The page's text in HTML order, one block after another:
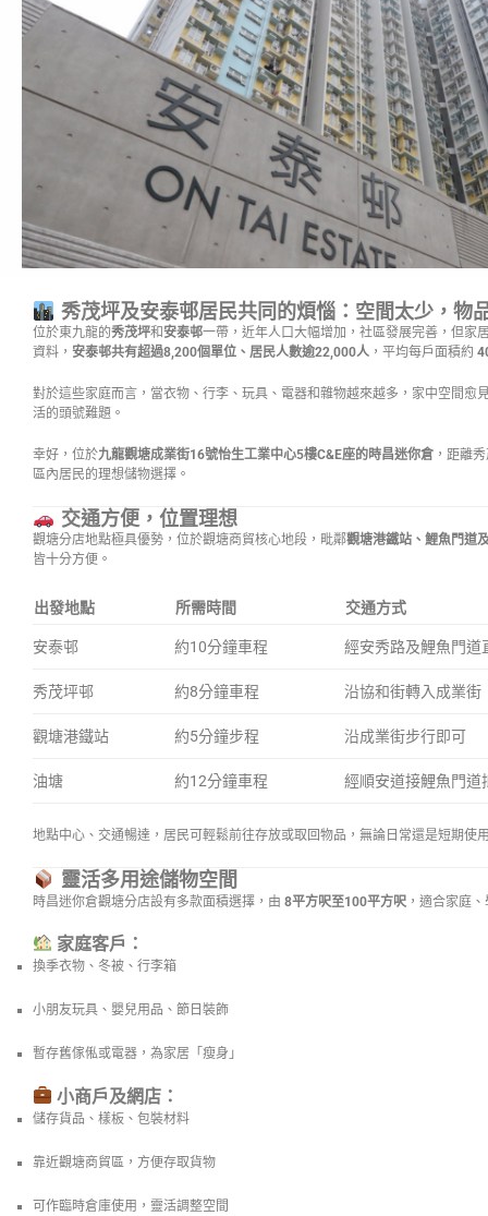
秀茂坪及安泰邨居民共同的煩惱：空間太少，物
位於東九龍的秀茂坪和安泰邨一帶，近年人口大幅增加，社區發展完善，但家
資料， 安泰邨共有超過8,200個單位、居民人數逾22,000人 ，平均每戶面積約
對於這些家庭而言，當衣物、行李、玩具、電器和雜物越來越多，家中空間愈
活的頭號難題。
幸好，位於九龍觀塘成業街16號怡生工業中心5樓C&E座的時昌迷你倉 ，距離
區內居民的理想儲物選擇。
交通方便，位置理想
觀塘分店地點極具優勢，位於觀塘商貿核心地段，毗鄰觀塘港鐵站、鯉魚門道
皆十分方便。
出發地點 所需時間 交通方式
安泰邨 約10分鐘車程 經安秀路及鯉魚門道
秀茂坪邨 約8分鐘車程 沿協和街轉入成業街
觀塘港鐵站 約5分鐘步程 沿成業街步行即可
油塘 約12分鐘車程 經順安道接鯉魚門道
地點中心、交通暢達，居民可輕鬆前往存放或取回物品，無論日常還是短期使
靈活多用途儲物空間
時昌迷你倉觀塘分店設有多款面積選擇，由 8平方呎至100平方呎 ，適合家庭
家庭客戶：
換季衣物、冬被、行李箱
小朋友玩具、嬰兒用品、節日裝飾
暫存舊傢俬或電器，為家居「瘦身」
小商戶及網店：
儲存貨品、樣板、包裝材料
靠近觀塘商貿區，方便存取貨物
可作臨時倉庫使用，靈活調整空間